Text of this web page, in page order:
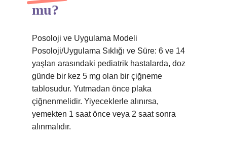
mu?
Posoloji ve Uygulama Modeli
Posoloji/Uygulama Sıklığı ve Süre: 6 ve 14
yaşları arasındaki pediatrik hastalarda, doz
günde bir kez 5 mg olan bir çiğneme
tablosudur. Yutmadan önce plaka
çiğnenmelidir. Yiyeceklerle alınırsa,
yemekten 1 saat önce veya 2 saat sonra
alınmalıdır.